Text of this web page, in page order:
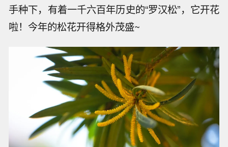
手种下，有着一千六百年历史的“罗汉松”，它开花
啦！今年的松花开得格外茂盛~